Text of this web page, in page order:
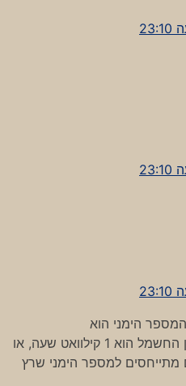
הימני הוא
האם המספר הימני בשעון החשמל הוא 1 קילוואט שעה, או
למספר הימני שרץ